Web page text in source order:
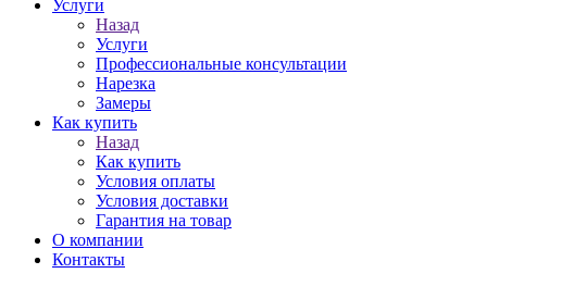
Услуги
Назад
Услуги
Профессиональные консультации
Нарезка
Замеры
Как купить
Назад
Как купить
Условия оплаты
Условия доставки
Гарантия на товар
О компании
Контакты